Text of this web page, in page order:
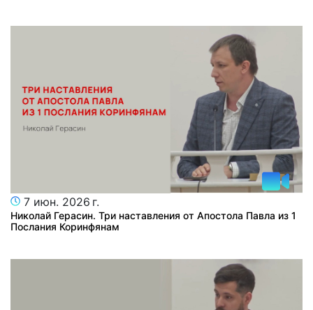
7 июн. 2026 г.
Николай Герасин. Три наставления от Апостола Павла из 1
Послания Коринфянам